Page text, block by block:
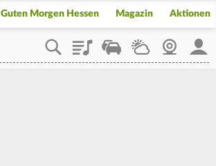
Guten Morgen Hessen Magazin Aktionen
PlaylistStaupilotWetterWebcam